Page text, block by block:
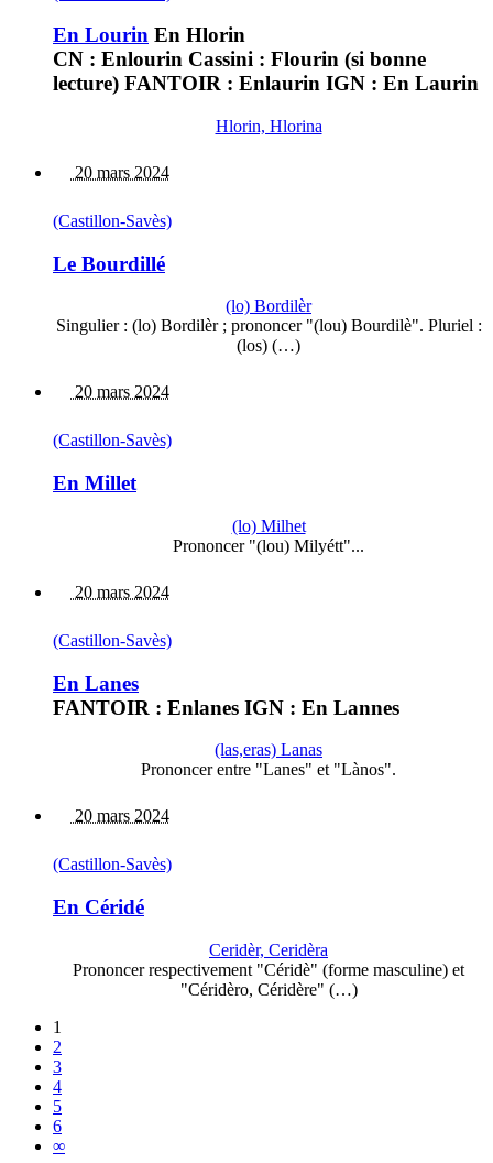
En Lourin En Hlorin
CN : Enlourin Cassini : Flourin (si bonne
lecture) FANTOIR : Enlaurin IGN : En Laurin
Hlorin, Hlorina
20 mars 2024
(Castillon-Savès)
Le Bourdillé
(lo) Bordilèr
Singulier : (lo) Bordilèr ; prononcer "(lou) Bourdilè". Pluriel :
(los) (…)
20 mars 2024
(Castillon-Savès)
En Millet
(lo) Milhet
Prononcer "(lou) Milyétt"...
20 mars 2024
(Castillon-Savès)
En Lanes
FANTOIR : Enlanes IGN : En Lannes
(las,eras) Lanas
Prononcer entre "Lanes" et "Lànos".
20 mars 2024
(Castillon-Savès)
En Céridé
Ceridèr, Ceridèra
Prononcer respectivement "Céridè" (forme masculine) et
"Céridèro, Céridère" (…)
1
2
3
4
5
6
∞